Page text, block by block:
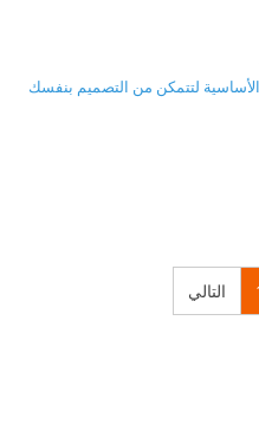
لتتمكن من التصميم بنفسك
التالي